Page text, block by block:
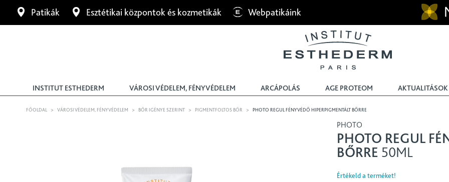
Patikák Esztétikai központok és kozmetikák Webpatikáink
INSTITUT ESTHEDERM VÁROSI VÉDELEM, FÉNYVÉDELEM ARCÁPOLÁS AGE PROTEOM AKTUALITÁSOK
FŐOLDAL > VÁROSI VÉDELEM, FÉNYVÉDELEM > BŐR IGÉNYE SZERINT > PIGMENTFOLTOS BŐR > PHOTO REGUL FÉNYVÉDŐ HIPERPIGMENTÁLT BŐRRE
PHOTO
PHOTO REGUL
BŐRRE 50ML
Értékeld a terméket!